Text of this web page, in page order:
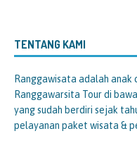
TENTANG KAMI
Ranggawisata adalah anak
Ranggawarsita Tour di
yang sudah berdiri sejak
pelayanan paket wisata &